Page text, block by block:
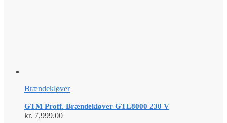
Brændekløver
GTM Proff. Brændekløver GTL8000 230 V
kr. 7,999.00